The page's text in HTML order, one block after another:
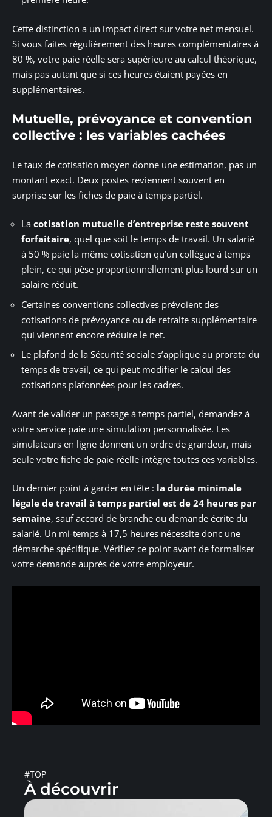
Cette distinction a un impact direct sur votre net mensuel.
Si vous faites régulièrement des heures complémentaires à
80 %, votre paie réelle sera supérieure au calcul théorique,
mais pas autant que si ces heures étaient payées en
supplémentaires.
Mutuelle, prévoyance et convention
collective : les variables cachées
Le taux de cotisation moyen donne une estimation, pas un
montant exact. Deux postes reviennent souvent en
surprise sur les fiches de paie à temps partiel.
La cotisation mutuelle d’entreprise reste souvent
forfaitaire, quel que soit le temps de travail. Un salarié
à 50 % paie la même cotisation qu’un collègue à temps
plein, ce qui pèse proportionnellement plus lourd sur un
salaire réduit.
Certaines conventions collectives prévoient des
cotisations de prévoyance ou de retraite supplémentaire
qui viennent encore réduire le net.
Le plafond de la Sécurité sociale s’applique au prorata du
temps de travail, ce qui peut modifier le calcul des
cotisations plafonnées pour les cadres.
Avant de valider un passage à temps partiel, demandez à
votre service paie une simulation personnalisée. Les
simulateurs en ligne donnent un ordre de grandeur, mais
seule votre fiche de paie réelle intègre toutes ces variables.
Un dernier point à garder en tête : la durée minimale
légale de travail à temps partiel est de 24 heures par
semaine, sauf accord de branche ou demande écrite du
salarié. Un mi-temps à 17,5 heures nécessite donc une
démarche spécifique. Vérifiez ce point avant de formaliser
votre demande auprès de votre employeur.
#TOP
À découvrir